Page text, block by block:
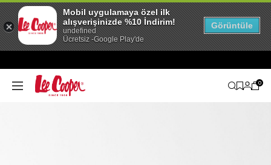
0
Mobil uygulamaya özel ilk
alışverişinizde %10 İndirim!
undefined
Ücretsiz -Google Play'de
Görüntüle